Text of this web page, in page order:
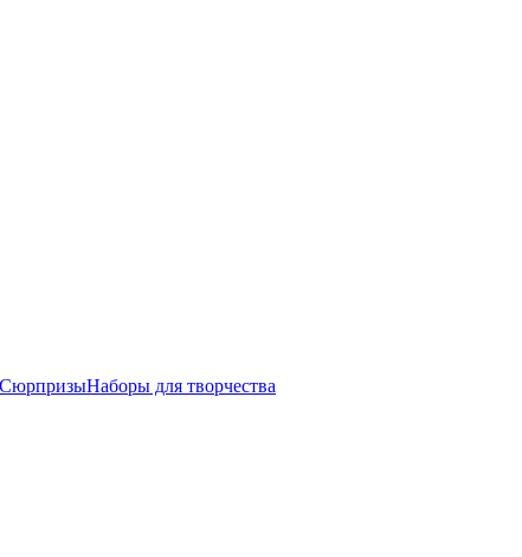
Наборы для творчества